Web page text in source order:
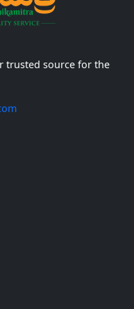
trusted source for the